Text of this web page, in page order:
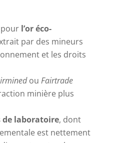
l’or éco-
par des mineurs
et les droits
ou Fairtrade
minière plus
laboratoire, dont
est nettement